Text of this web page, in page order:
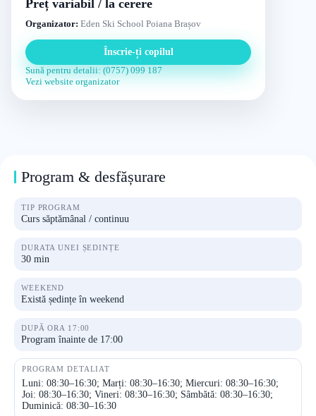
Preț variabil / la cerere
Organizator: Eden Ski School Poiana Brașov
Înscrie-ți copilul
Sună pentru detalii: (0757) 099 187
Vezi website organizator
Program & desfășurare
TIP PROGRAM
Curs săptămânal / continuu
DURATA UNEI ȘEDINȚE
30 min
WEEKEND
Există ședințe în weekend
DUPĂ ORA 17:00
Program înainte de 17:00
PROGRAM DETALIAT
Luni: 08:30–16:30; Marți: 08:30–16:30; Miercuri: 08:30–16:30;
Joi: 08:30–16:30; Vineri: 08:30–16:30; Sâmbătă: 08:30–16:30;
Duminică: 08:30–16:30